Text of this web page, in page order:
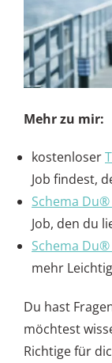
Mehr zu mir:
kostenloser
Job findest,
Schema
Job, den du
Schema
mehr
Du hast
möchtest
Richtige für